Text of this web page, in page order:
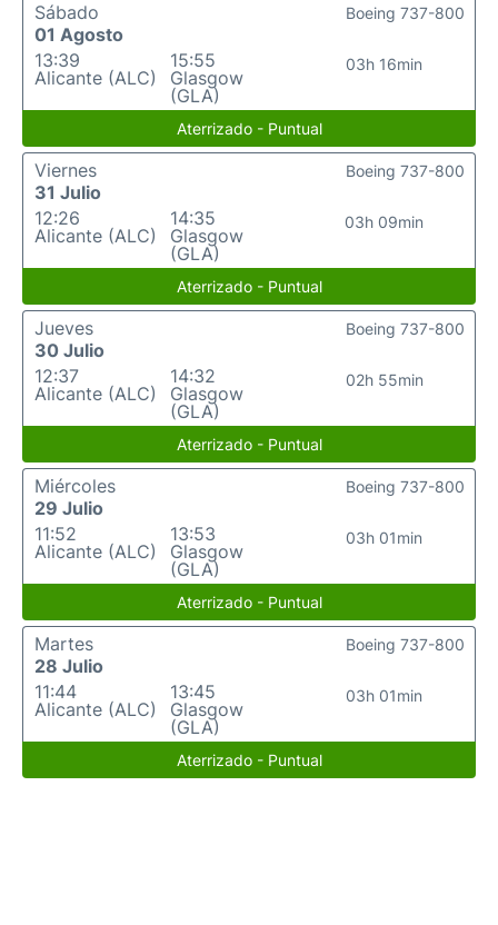
Sábado
01 Agosto
13:39
Alicante (ALC)
15:55
Glasgow
(GLA)
03h 16min
Boeing 737-800
Aterrizado - Puntual
Viernes
31 Julio
12:26
Alicante (ALC)
14:35
Glasgow
(GLA)
03h 09min
Boeing 737-800
Aterrizado - Puntual
Jueves
30 Julio
12:37
Alicante (ALC)
14:32
Glasgow
(GLA)
02h 55min
Boeing 737-800
Aterrizado - Puntual
Miércoles
29 Julio
11:52
Alicante (ALC)
13:53
Glasgow
(GLA)
03h 01min
Boeing 737-800
Aterrizado - Puntual
Martes
28 Julio
11:44
Alicante (ALC)
13:45
Glasgow
(GLA)
03h 01min
Boeing 737-800
Aterrizado - Puntual